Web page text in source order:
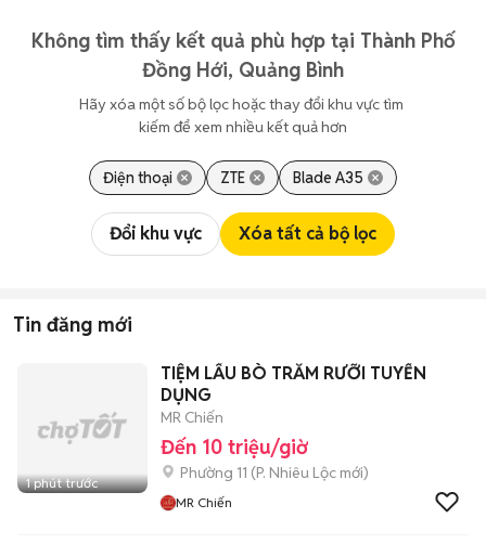
Không tìm thấy kết quả phù hợp tại Thành Phố
Đồng Hới, Quảng Bình
Hãy xóa một số bộ lọc hoặc thay đổi khu vực tìm
kiếm để xem nhiều kết quả hơn
Điện thoại ZTE Blade A35
Đổi khu vực Xóa tất cả bộ lọc
Tin đăng mới
1 phút trước
TIỆM LẨU BÒ TRĂM RƯỠI TUYỂN
DỤNG
MR Chiến
Đến 10 triệu/giờ
Phường 11 (P. Nhiêu Lộc mới)
MR Chiến